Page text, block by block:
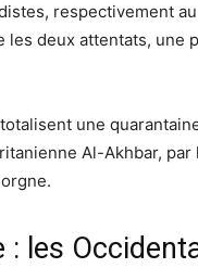
respectivement
les deux attentats, une
une
Al-Akhbar,
: les